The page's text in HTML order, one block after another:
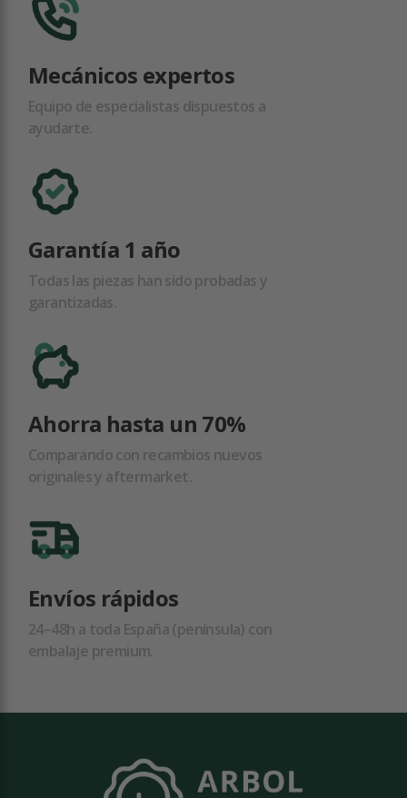
Mecánicos expertos
Equipo de especialistas dispuestos a
ayudarte.
Garantía 1 año
Todas las piezas han sido probadas y
garantizadas.
Ahorra hasta un 70%
Comparando con recambios nuevos
originales y aftermarket.
Envíos rápidos
24–48h a toda España (península) con
embalaje premium.